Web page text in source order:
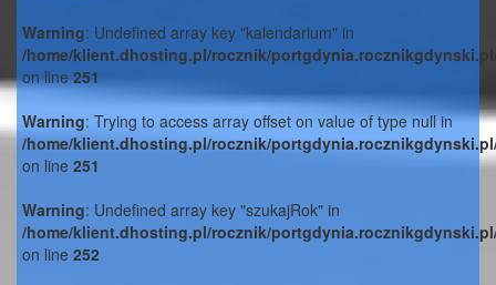
Warning: Undefined array key "kalendarium" in
/home/klient.dhosting.pl/rocznik/
on line 251
Warning: Trying to access array offset on value of type null in
/home/klient.dhosting.pl/rocznik/
on line 251
Warning: Undefined array key "szukajRok" in
/home/klient.dhosting.pl/rocznik/
on line 252